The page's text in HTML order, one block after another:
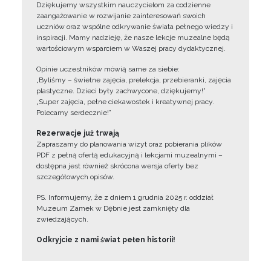
Dziękujemy wszystkim nauczycielom za codzienne
zaangażowanie w rozwijanie zainteresowań swoich
uczniów oraz wspólne odkrywanie świata pełnego wiedzy i
inspiracji. Mamy nadzieję, że nasze lekcje muzealne będą
wartościowym wsparciem w Waszej pracy dydaktycznej.
Opinie uczestników mówią same za siebie:
„Byliśmy – świetne zajęcia, prelekcja, przebieranki, zajęcia
plastyczne. Dzieci były zachwycone, dziękujemy!”
„Super zajęcia, pełne ciekawostek i kreatywnej pracy.
Polecamy serdecznie!”
Rezerwacje już trwają
Zapraszamy do planowania wizyt oraz pobierania plików
PDF z pełną ofertą edukacyjną i lekcjami muzealnymi –
dostępna jest również skrócona wersja oferty bez
szczegółowych opisów.
PS. Informujemy, że z dniem 1 grudnia 2025 r. oddział
Muzeum Zamek w Dębnie jest zamknięty dla
zwiedzających.
Odkryjcie z nami świat pełen historii!